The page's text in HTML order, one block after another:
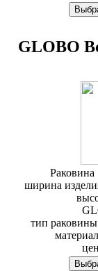
GLOBO
Раковина
ширина
тип